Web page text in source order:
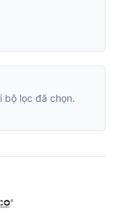
bộ lọc đã chọn.